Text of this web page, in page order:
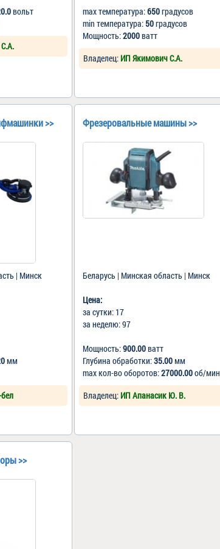
вольт
max температура:650градусов
min температура: 50градусов
Мощность:2000ватт
Владелец: ИП Якимович С.А.
>>
| Минск
мм
Фрезеровальные машины >>
Беларусь | Минская область | Минск
Цена:
за сутки: 17
за неделю: 97
Мощность:900.00ватт
Глубина обработки:35.00мм
max кол-во оборотов:27000.00об/мин
Владелец: ИП Апанасик Ю. В.
>>